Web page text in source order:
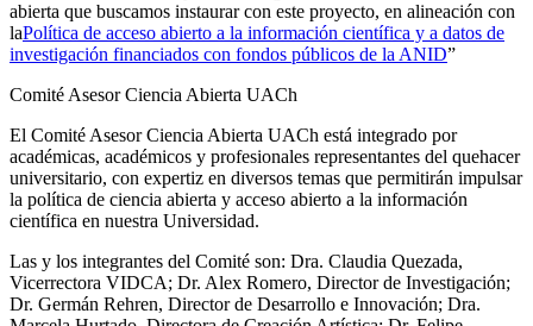
abierta que buscamos instaurar con este proyecto, en alineación con
laPolítica de acceso abierto a la información científica y a datos de
investigación financiados con fondos públicos de la ANID”
Comité Asesor Ciencia Abierta UACh
El Comité Asesor Ciencia Abierta UACh está integrado por
académicas, académicos y profesionales representantes del quehacer
universitario, con expertiz en diversos temas que permitirán impulsar
la política de ciencia abierta y acceso abierto a la información
científica en nuestra Universidad.
Las y los integrantes del Comité son: Dra. Claudia Quezada,
Vicerrectora VIDCA; Dr. Alex Romero, Director de Investigación;
Dr. Germán Rehren, Director de Desarrollo e Innovación; Dra.